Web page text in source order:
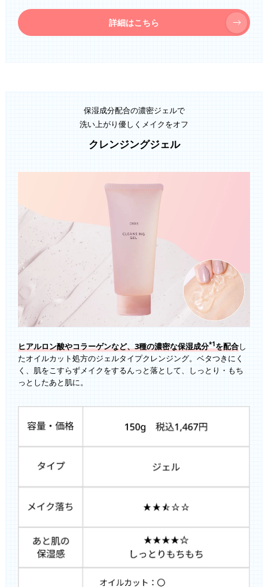
詳細はこちら
保湿成分配合の濃密ジェルで
洗い上がり優しくメイクをオフ
クレンジングジェル
ヒアルロン酸やコラーゲンなど、3種の濃密な保湿成分*1を配合し
たオイルカット処方のジェルタイプクレンジング。ベタつきにく
く、肌をこすらずメイクをするんっと落として、しっとり・もち
っとしたあと肌に。